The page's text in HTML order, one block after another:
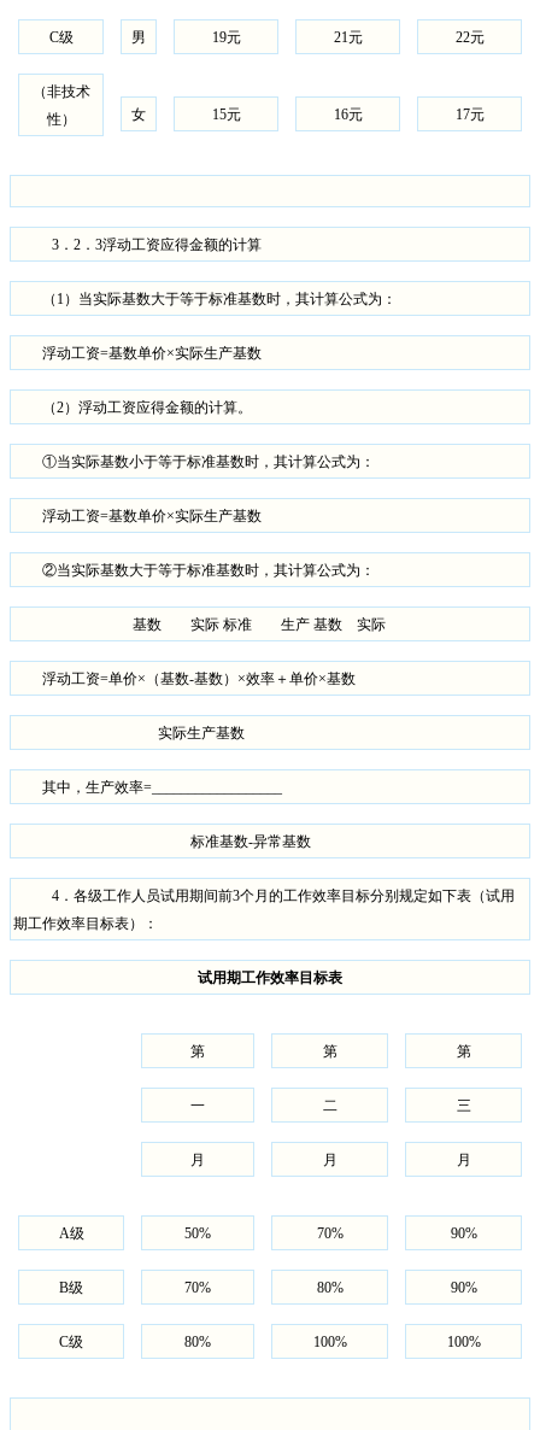
C级
（非技术
性）
男 19元 21元 22元
女 15元 16元 17元
3 ． 2 ． 3浮动工资应得金额的计算
（ 1）当实际基数大于等于标准基数时，其计算公式为：
浮动工资=基数单价×实际生产基数
（2）浮动工资应得金额的计算。
①当实际基数小于等于标准基数时，其计算公式为：
浮动工资=基数单价×实际生产基数
②当实际基数大于等于标准基数时，其计算公式为：
基数 实际 标准 生产 基数 实际
浮动工资=单价×（基数-基数）×效率＋单价×基数
实际生产基数
其中，生产效率=__________________
标准基数-异常基数
4 ．各级工作人员试用期间前3个月的工作效率目标分别规定如下表（试用
期工作效率目标表）：
试用期工作效率目标表
第
一
月
第
二
月
第
三
月
A级
B级
C级
50%
70%
80%
70%
80%
100%
90%
90%
100%